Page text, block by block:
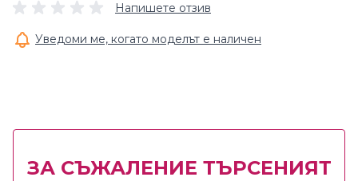
Напишете отзив
Уведоми ме, когато моделът е наличен
ЗА СЪЖАЛЕНИЕ ТЪРСЕНИЯТ